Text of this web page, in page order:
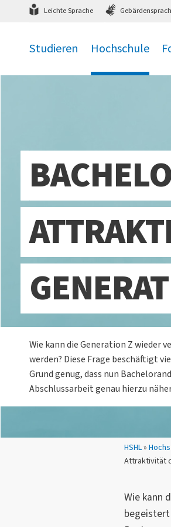
zum Hauptmenü zum Inhalt,
Leichte Sprache
Studieren Hochschule
Sie sind hier:
HSHL»
Attraktivität
Wie kann die Generation Z wieder
werden? Diese Frage beschäftigt
Grund genug, dass nun
Abschlussarbeit genau hierzu
Wie kann